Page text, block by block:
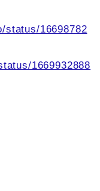
status/16698782
1669932888